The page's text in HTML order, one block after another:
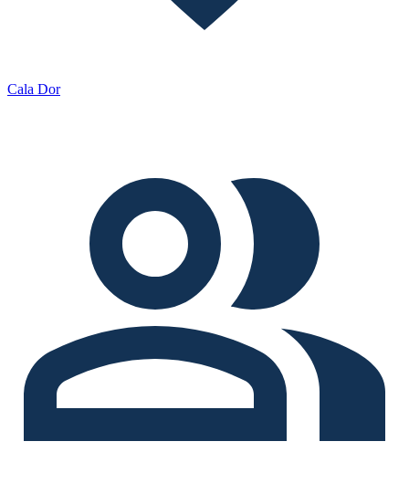
Cala Dor